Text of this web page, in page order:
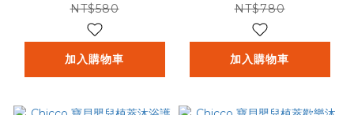
NT$580
加入購物車
NT$780
加入購物車